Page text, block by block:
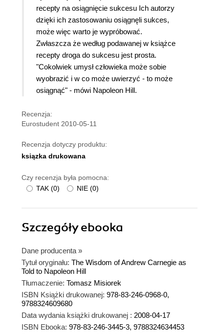
recepty na osiągnięcie sukcesu Ich autorzy
dzięki ich zastosowaniu osiągnęli sukces,
może więc warto je wypróbować.
Zwłaszcza że według podawanej w książce
recepty droga do sukcesu jest prosta.
"Cokolwiek umysł człowieka może sobie
wyobrazić i w co może uwierzyć - to może
osiągnąć" - mówi Napoleon Hill.
Recenzja:
Eurostudent 2010-05-11
Recenzja dotyczy produktu:
ksiązka drukowana
Czy recenzja była pomocna:
TAK (0) NIE (0)
Szczegółyebooka
Dane producenta »
Tytuł oryginału: The Wisdom of Andrew Carnegie as
Told to Napoleon Hill
Tłumaczenie: Tomasz Misiorek
ISBN Książki drukowanej: 978-83-246-0968-0,
9788324609680
Data wydania książki drukowanej : 2008-04-17
ISBN Ebooka: 978-83-246-3445-3, 9788324634453